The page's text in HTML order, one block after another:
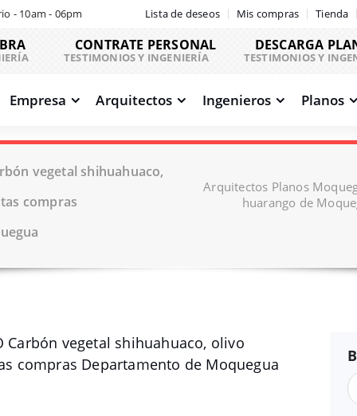
- 10am - 06pm Lista de deseos Mis compras Tienda
CONTRATE PERSONAL
TESTIMONIOS Y INGENIERÍA
DESCARGA
TESTIMONIOS Y
Empresa Arquitectos Ingenieros Planos
vegetal shihuahuaco,
compras
Arquitectos Planos
huarango de
Carbón vegetal shihuahuaco, olivo
compras Departamento de Moquegua